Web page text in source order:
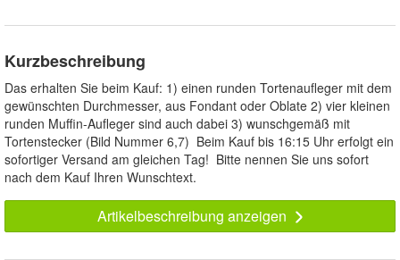
Kurzbeschreibung
Das erhalten Sie beim Kauf: 1) einen runden Tortenaufleger mit dem
gewünschten Durchmesser, aus Fondant oder Oblate 2) vier kleinen
runden Muffin-Aufleger sind auch dabei 3) wunschgemäß mit
Tortenstecker (Bild Nummer 6,7) Beim Kauf bis 16:15 Uhr erfolgt ein
sofortiger Versand am gleichen Tag! Bitte nennen Sie uns sofort
nach dem Kauf Ihren Wunschtext.
Artikelbeschreibung anzeigen